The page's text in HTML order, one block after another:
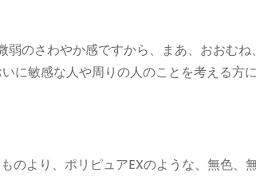
のさわやか感ですから、まあ、おおむ
に敏感な人や周りの人のことを考える方
のより、ポリピュアEXのような、無色、